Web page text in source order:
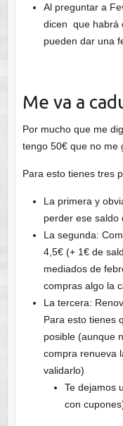
Al preguntar a
dicen que habrá
pueden dar una
Me va a
Por mucho que me
tengo 50€ que no me
Para esto tienes tres
La primera y
perder ese saldo
La segunda:
4,5€ (+ 1€ de
mediados de
compras algo la
La tercera:
Para esto tienes
posible (aunque
compra renueva
validarlo)
Te dejamos
con